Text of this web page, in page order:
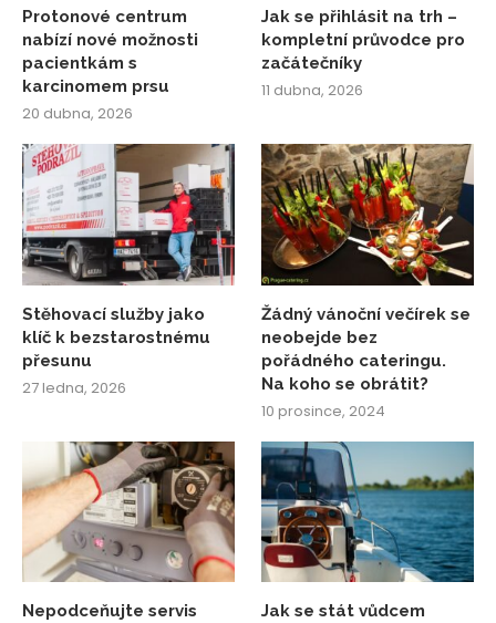
Protonové centrum
nabízí nové možnosti
pacientkám s
karcinomem prsu
20 dubna, 2026
Jak se přihlásit na trh –
kompletní průvodce pro
začátečníky
11 dubna, 2026
Stěhovací služby jako
klíč k bezstarostnému
přesunu
27 ledna, 2026
Žádný vánoční večírek se
neobejde bez
pořádného cateringu.
Na koho se obrátit?
10 prosince, 2024
Nepodceňujte servis
Jak se stát vůdcem